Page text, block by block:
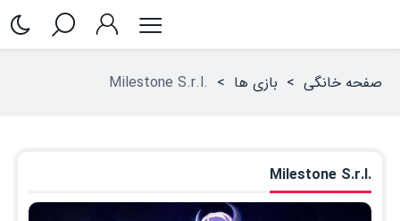
صفحه خانگی > بازی ها >
.Milestone S.r.l
.Milestone S.r.l